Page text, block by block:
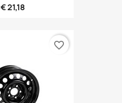
€ 21,18
favorite_border